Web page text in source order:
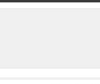
ساحرة على شاطئ رأس